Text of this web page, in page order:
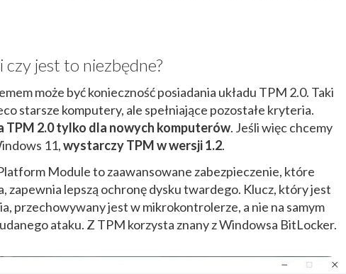
jest to niezbędne?
może być konieczność posiadania układu TPM 2.0. Taki
starsze komputery, ale spełniające pozostałe kryteria.
2.0 tylko dla nowych komputerów. Jeśli więc chcemy
11,wystarczy TPM w wersji 1.2.
Module to zaawansowane zabezpieczenie, które
zapewnia lepszą ochronę dysku twardego. Klucz, który jest
przechowywany jest w mikrokontrolerze, a nie na samym
ataku. Z TPM korzysta znany z Windowsa BitLocker.